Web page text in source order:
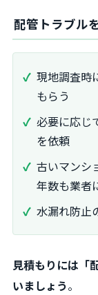
配管トラブル
現地調査時
もらう
必要に応じ
を依頼
古いマンシ
年数も業者
水漏れ防止
見積もりには「
いましょう。